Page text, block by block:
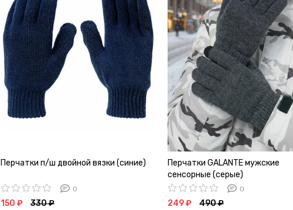
Перчатки п/ш двойной вязки (синие)
0
150 ₽ 330 ₽
Перчатки GALANTE мужские
сенсорные (серые)
0
249 ₽ 490 ₽